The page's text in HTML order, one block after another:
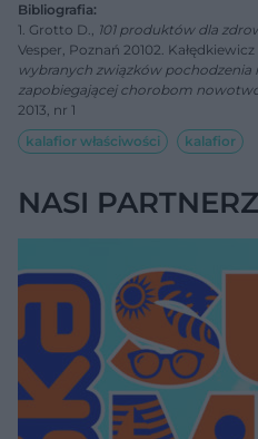
Bibliografia:
1. Grotto D., 101 produktów dla
Vesper, Poznań 20102. Kałędkiewicz
wybranych związków pochodzenia
zapobiegającej chorobom
2013, nr 1
kalafior właściwości
kalafior
NASI